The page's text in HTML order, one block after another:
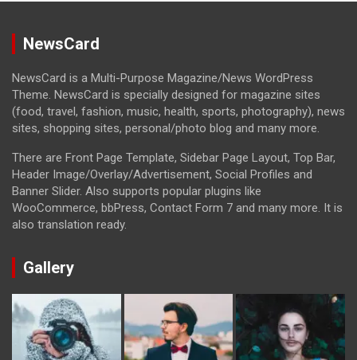
NewsCard
NewsCard is a Multi-Purpose Magazine/News WordPress
Theme. NewsCard is specially designed for magazine sites
(food, travel, fashion, music, health, sports, photography), news
sites, shopping sites, personal/photo blog and many more.
There are Front Page Template, Sidebar Page Layout, Top Bar,
Header Image/Overlay/Advertisement, Social Profiles and
Banner Slider. Also supports popular plugins like
WooCommerce, bbPress, Contact Form 7 and many more. It is
also translation ready.
Gallery